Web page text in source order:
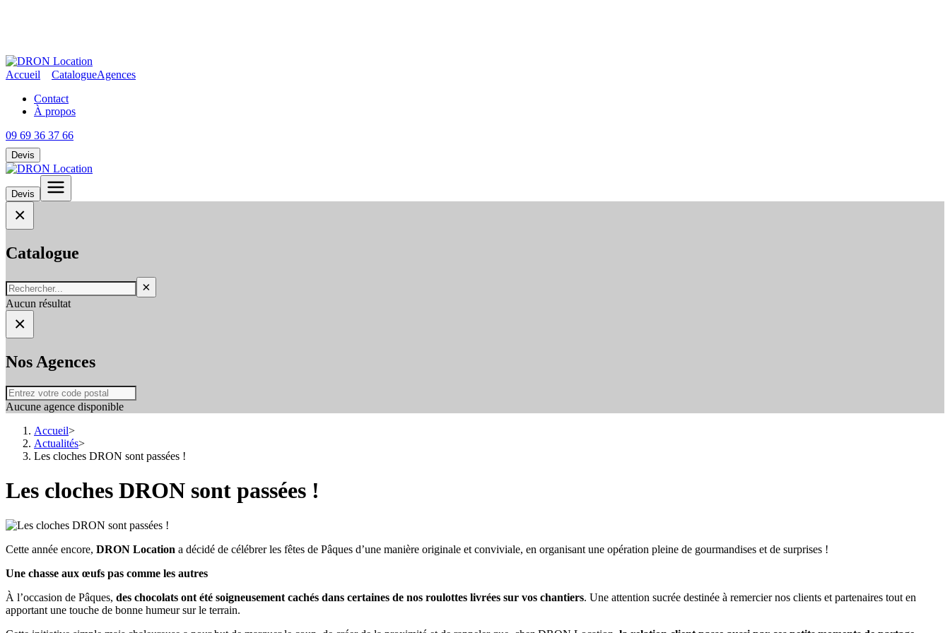
Accueil CatalogueAgences
Contact
À propos
09 69 36 37 66
Devis
Devis
×
Catalogue
×
Aucun résultat
×
Nos Agences
Aucune agence disponible
Accueil>
Actualités>
Les cloches DRON sont passées !
Les cloches DRON sont passées !
Cette année encore, DRON Location a décidé de célébrer les fêtes de Pâques d’une manière originale et conviviale, en organisant une opération pleine de gourmandises et de surprises !
Une chasse aux œufs pas comme les autres
À l’occasion de Pâques, des chocolats ont été soigneusement cachés dans certaines de nos roulottes livrées sur vos chantiers. Une attention sucrée destinée à remercier nos clients et partenaires tout en
apportant une touche de bonne humeur sur le terrain.